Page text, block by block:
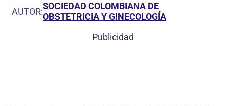
AUTOR:SOCIEDAD COLOMBIANA DE
OBSTETRICIA Y GINECOLOGÍA
Publicidad